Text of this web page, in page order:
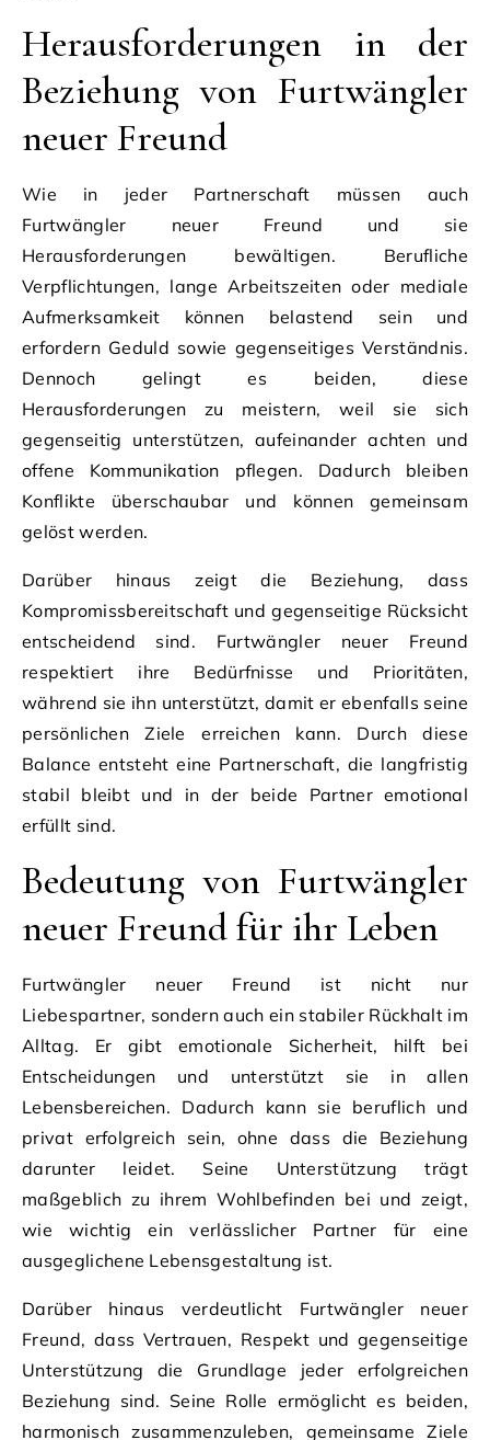
Herausforderungen in der
Beziehung von Furtwängler
neuer Freund
Wie in jeder Partnerschaft müssen auch
Furtwängler neuer Freund und sie
Herausforderungen bewältigen. Berufliche
Verpflichtungen, lange Arbeitszeiten oder mediale
Aufmerksamkeit können belastend sein und
erfordern Geduld sowie gegenseitiges Verständnis.
Dennoch gelingt es beiden, diese
Herausforderungen zu meistern, weil sie sich
gegenseitig unterstützen, aufeinander achten und
offene Kommunikation pflegen. Dadurch bleiben
Konflikte überschaubar und können gemeinsam
gelöst werden.
Darüber hinaus zeigt die Beziehung, dass
Kompromissbereitschaft und gegenseitige Rücksicht
entscheidend sind. Furtwängler neuer Freund
respektiert ihre Bedürfnisse und Prioritäten,
während sie ihn unterstützt, damit er ebenfalls seine
persönlichen Ziele erreichen kann. Durch diese
Balance entsteht eine Partnerschaft, die langfristig
stabil bleibt und in der beide Partner emotional
erfüllt sind.
Bedeutung von Furtwängler
neuer Freund für ihr Leben
Furtwängler neuer Freund ist nicht nur
Liebespartner, sondern auch ein stabiler Rückhalt im
Alltag. Er gibt emotionale Sicherheit, hilft bei
Entscheidungen und unterstützt sie in allen
Lebensbereichen. Dadurch kann sie beruflich und
privat erfolgreich sein, ohne dass die Beziehung
darunter leidet. Seine Unterstützung trägt
maßgeblich zu ihrem Wohlbefinden bei und zeigt,
wie wichtig ein verlässlicher Partner für eine
ausgeglichene Lebensgestaltung ist.
Darüber hinaus verdeutlicht Furtwängler neuer
Freund, dass Vertrauen, Respekt und gegenseitige
Unterstützung die Grundlage jeder erfolgreichen
Beziehung sind. Seine Rolle ermöglicht es beiden,
harmonisch zusammenzuleben, gemeinsame Ziele